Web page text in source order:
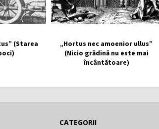
(Starea
„Hortus nec amoenior ullus”
(Nicio grădină nu este mai
încântătoare)
CATEGORII